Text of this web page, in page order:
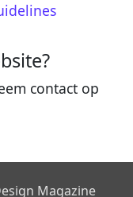
contact op
Magazine